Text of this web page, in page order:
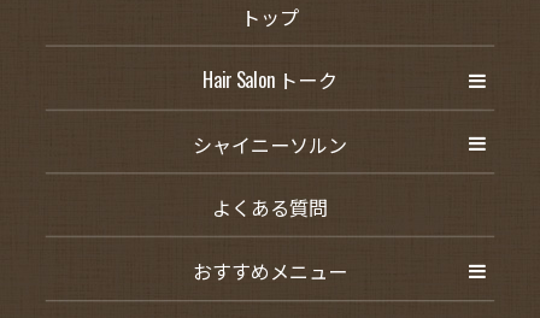
トップ
Hair Salon トーク
シャイニーソルン
よくある質問
おすすめメニュー